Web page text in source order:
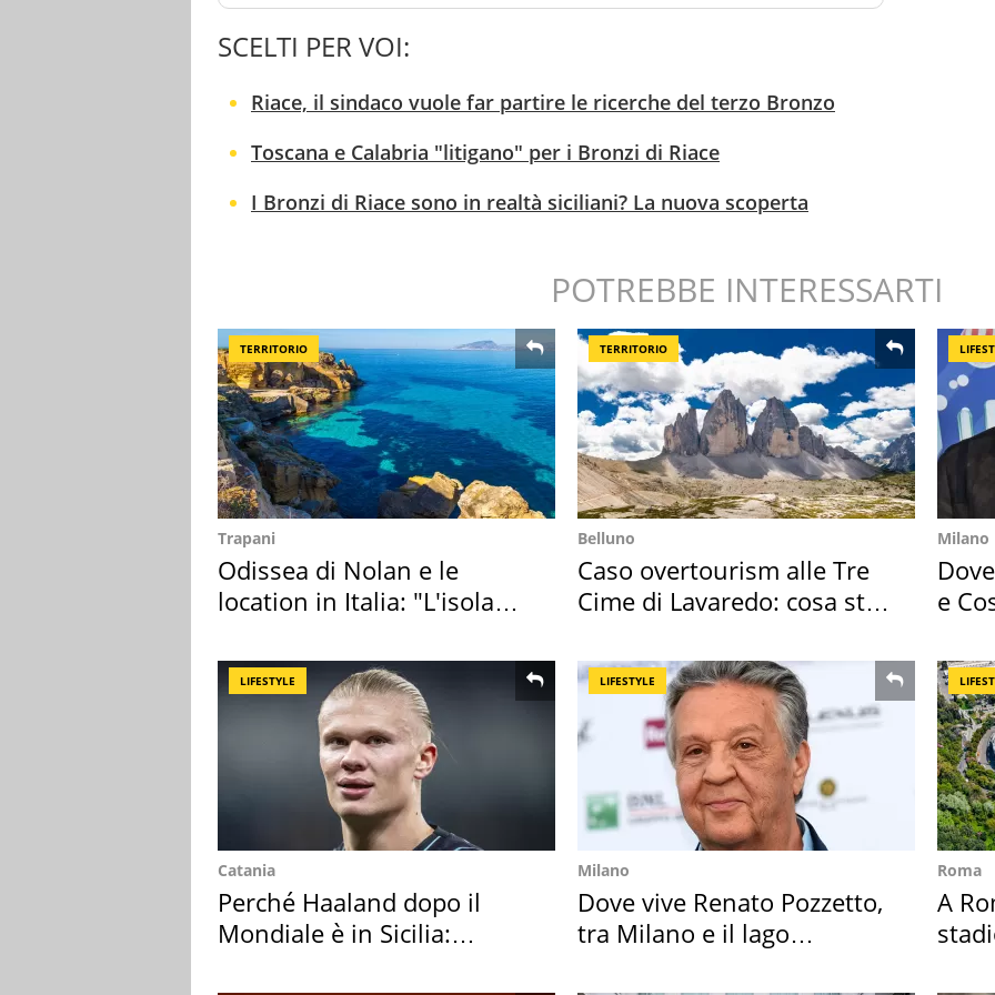
SCELTI PER VOI:
Riace, il sindaco vuole far partire le ricerche del terzo Bronzo
Toscana e Calabria "litigano" per i Bronzi di Riace
I Bronzi di Riace sono in realtà siciliani? La nuova scoperta
POTREBBE INTERESSARTI
TERRITORIO
Trapani
Odissea di Nolan e le
location in Italia: "L'isola
TERRITORIO
Belluno
Caso overtourism alle Tre
Cime di Lavaredo: cosa sta
Milano
e
LIFESTYLE
Catania
Perché Haaland dopo il
Mondiale è in Sicilia:
LIFESTYLE
Milano
Dove vive Renato Pozzetto,
tra Milano e il lago
Roma
A